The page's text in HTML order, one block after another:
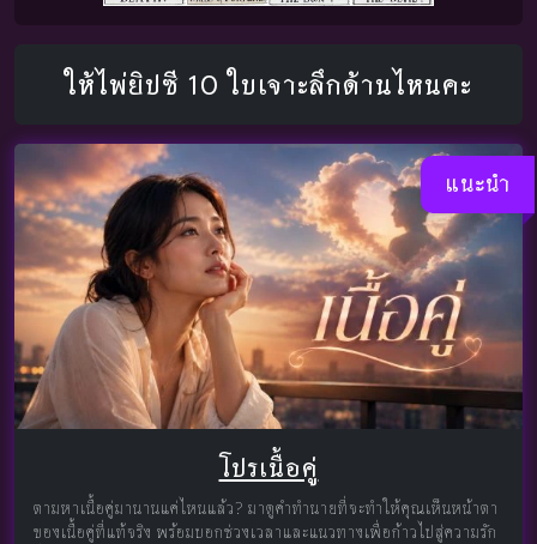
ให้ไพ่ยิปซี 10 ใบเจาะลึกด้านไหนคะ
แนะนำ
โปรเนื้อคู่
ตามหาเนื้อคู่มานานแค่ไหนแล้ว? มาดูคำทำนายที่จะทำให้คุณเห็นหน้าตา
ของเนื้อคู่ที่แท้จริง พร้อมบอกช่วงเวลาและแนวทางเพื่อก้าวไปสู่ความรัก